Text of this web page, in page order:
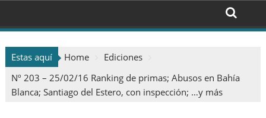
Estas aquí Home
Ediciones
Nº 203 – 25/02/16 Ranking de primas; Abusos en Bahía
Blanca; Santiago del Estero, con inspección; …y más